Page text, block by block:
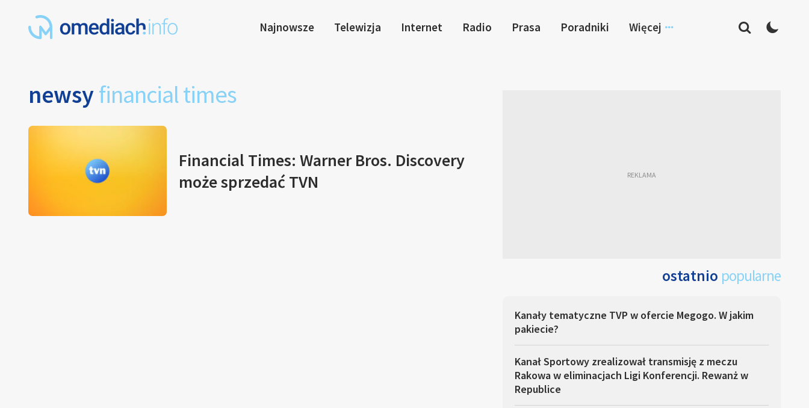
Najnowsze Telewizja Internet Radio Prasa Poradniki Więcej
newsyfinancial times
Financial Times: Warner Bros. Discovery
może sprzedać TVN
ostatnio popularne
Kanały tematyczne TVP w ofercie Megogo. W jakim
pakiecie?
Kanał Sportowy zrealizował transmisję z meczu
Rakowa w eliminacjach Ligi Konferencji. Rewanż w
Republice